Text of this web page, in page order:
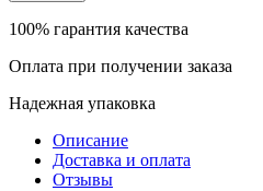
100% гарантия качества
Оплата при получении заказа
Надежная упаковка
Описание
Доставка и оплата
Отзывы